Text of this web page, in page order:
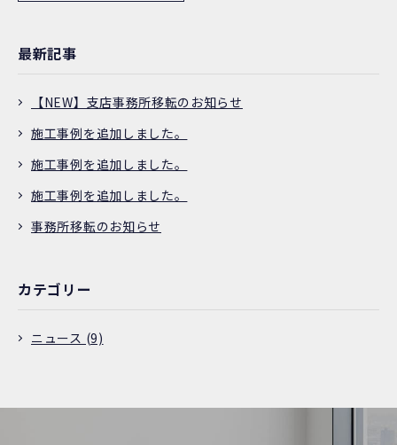
最新記事
【NEW】支店事務所移転のお知らせ
施工事例を追加しました。
施工事例を追加しました。
施工事例を追加しました。
事務所移転のお知らせ
カテゴリー
ニュース (9)